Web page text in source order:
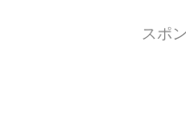
スポ